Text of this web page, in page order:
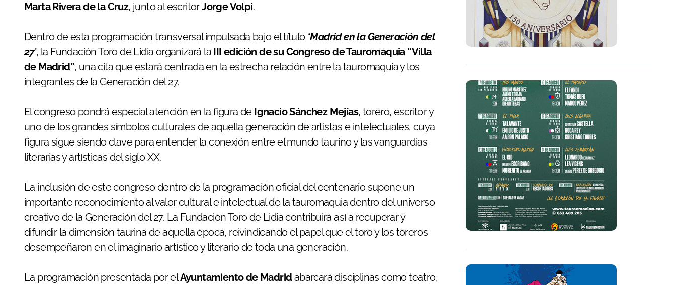
Marta Rivera de la Cruz, junto al escritorJorge Volpi.
Dentro de esta programación transversal impulsada bajo el título “Madrid en la Generación del
27”, la Fundación Toro de Lidia organizará la III edición de su Congreso de Tauromaquia “Villa
de Madrid”, una cita que estará centrada en la estrecha relación entre la tauromaquia y los
integrantes de la Generación del 27.
El congreso pondrá especial atención en la figura de Ignacio Sánchez Mejías, torero, escritor y
uno de los grandes símbolos culturales de aquella generación de artistas e intelectuales, cuya
figura sigue siendo clave para entender la conexión entre el mundo taurino y las vanguardias
literarias y artísticas del siglo XX.
La inclusión de este congreso dentro de la programación oficial del centenario supone un
importante reconocimiento al valor cultural e intelectual de la tauromaquia dentro del universo
creativo de la Generación del 27. La Fundación Toro de Lidia contribuirá así a recuperar y
difundir la dimensión taurina de aquella época, reivindicando el papel que el toro y los toreros
desempeñaron en el imaginario artístico y literario de toda una generación.
La programación presentada por elAyuntamiento de Madridabarcará disciplinas como teatro,